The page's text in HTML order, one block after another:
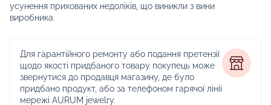
усунення прихованих недоліків, що виникли з вини
виробника.
Для гарантійного ремонту або подання претензії
щодо якості придбаного товару покупець може
звернутися до продавця магазину, де було
придбано продукт, або за телефоном гарячої лінії
мережі AURUM jewelry.